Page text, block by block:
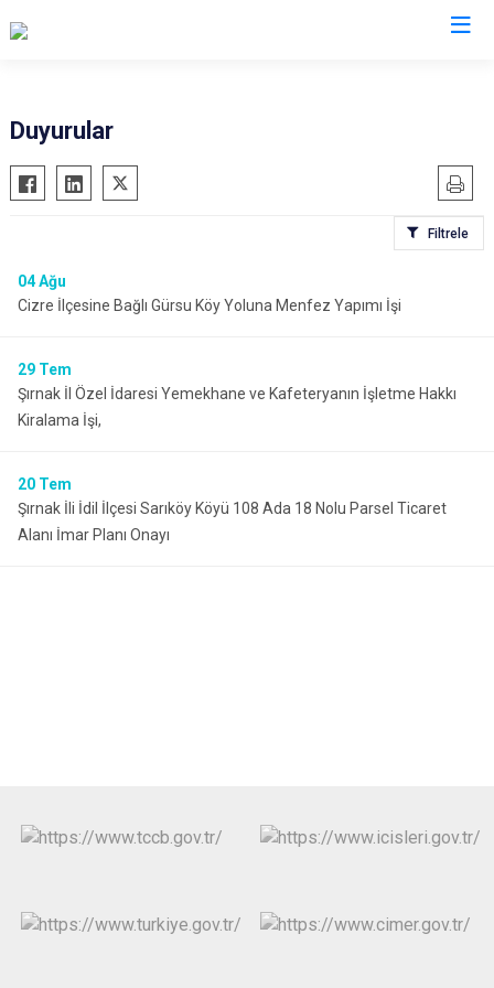
Duyurular
Filtrele
04Ağu
Cizre İlçesine Bağlı Gürsu Köy Yoluna Menfez Yapımı İşi
29 Tem
Şırnak İl Özel İdaresi Yemekhane ve Kafeteryanın İşletme Hakkı
Kiralama İşi,
20 Tem
Şırnak İli İdil İlçesi Sarıköy Köyü 108 Ada 18 Nolu Parsel Ticaret
Alanı İmar Planı Onayı